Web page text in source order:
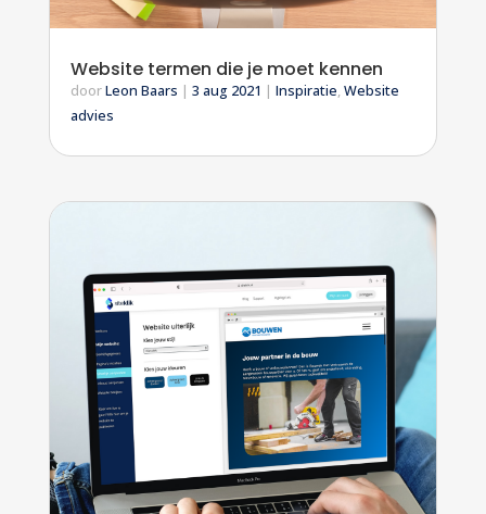
Website termen die je moet kennen
doorLeon Baars | 3 aug 2021 | Inspiratie,Website
advies